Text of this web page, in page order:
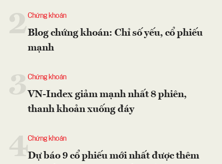
2Chứng khoán
Blog chứng khoán: Chỉ số yếu, cổ phiếu
mạnh
Chứng khoán
VN-Index giảm mạnh nhất 8 phiên,
thanh khoản xuống đáy
4Chứng khoán
Dự báo 9 cổ phiếu mới nhất được thêm